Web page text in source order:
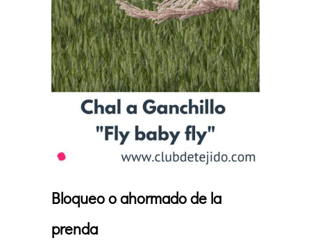
Bloqueo o ahormado de la
prenda